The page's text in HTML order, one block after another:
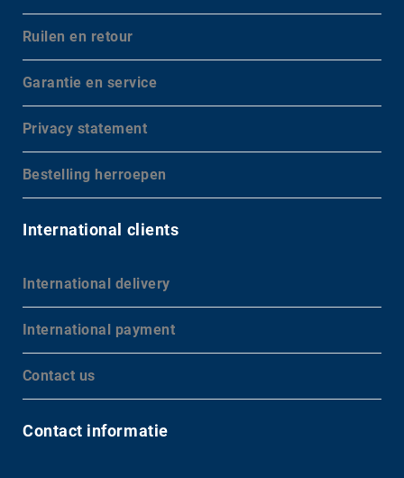
Ruilen en retour
Garantie en service
Privacy statement
Bestelling herroepen
International clients
International delivery
International payment
Contact us
Contact informatie